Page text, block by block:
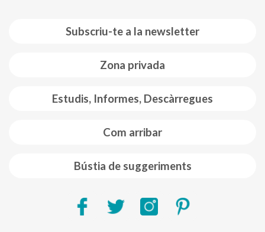
Subscriu-te a la newsletter
Zona privada
Estudis, Informes, Descàrregues
Com arribar
Bústia de suggeriments